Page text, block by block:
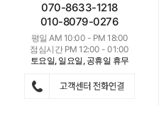
070-8633-1218
010-8079-0276
평일 AM 10:00 - PM 18:00
점심시간 PM 12:00 - 01:00
토요일, 일요일, 공휴일 휴무